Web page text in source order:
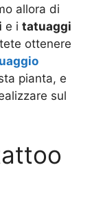
allora di
e i tatuaggi
ottenere
pianta, e
sul